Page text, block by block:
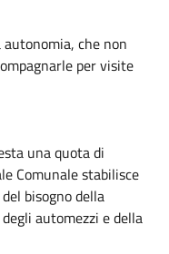
che non
per visite
una quota di
Comunale stabilisce
bisogno della
automezzi e della